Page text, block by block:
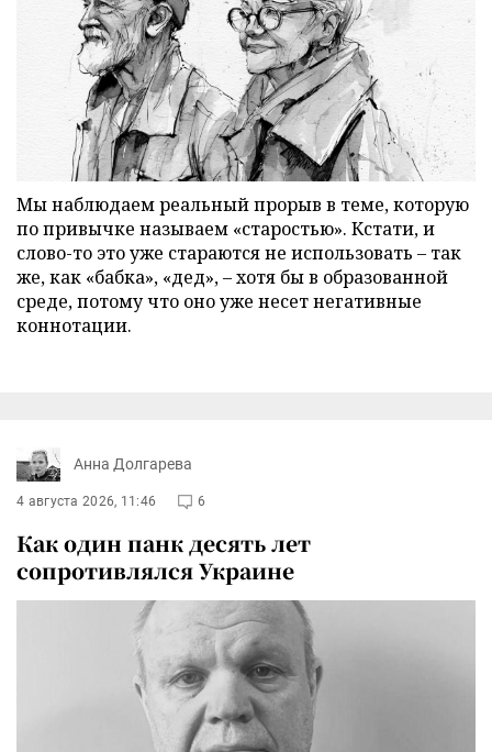
Мы наблюдаем реальный прорыв в теме, которую
по привычке называем «старостью». Кстати, и
слово-то это уже стараются не использовать – так
же, как «бабка», «дед», – хотя бы в образованной
среде, потому что оно уже несет негативные
коннотации.
Анна Долгарева
4 августа 2026, 11:46 6
Как один панк десять лет
сопротивлялся Украине